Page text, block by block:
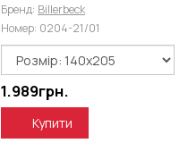
Бренд: Billerbeck
Номер: 0204-21/01
1.989грн.
Купити